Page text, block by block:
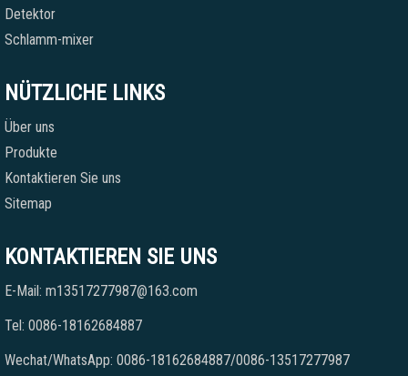
Detektor
Schlamm-mixer
NÜTZLICHE LINKS
Über uns
Produkte
Kontaktieren Sie uns
Sitemap
KONTAKTIEREN SIE UNS
E-Mail: m13517277987@163.com
Tel: 0086-18162684887
Wechat/WhatsApp: 0086-18162684887/0086-13517277987